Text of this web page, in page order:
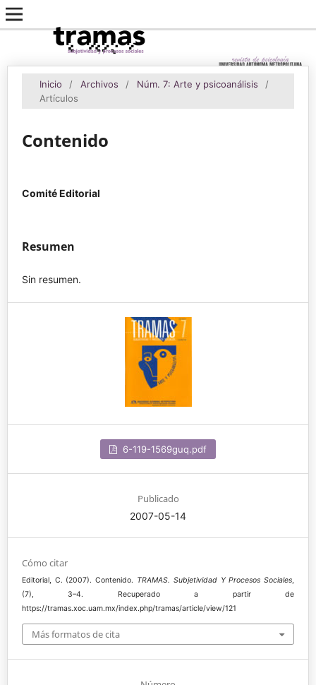
Inicio / Archivos / Núm. 7: Arte y psicoanálisis
/
Artículos
Contenido
Comité Editorial
Resumen
Sin resumen.
6-119-1569guq.pdf
Publicado
2007-05-14
Cómo citar
Editorial, C. (2007). Contenido. TRAMAS. Subjetividad Y Procesos Sociales,
(7), 3–4. Recuperado a partir de
https://tramas.xoc.uam.mx/index.php/tramas/article/view/121
Más formatos de cita